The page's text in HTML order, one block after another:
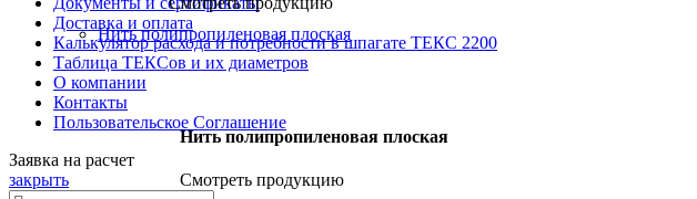
Нить полипропиленовая плоская
Нить полипропиленовая плоская
Смотреть продукцию
Доставка и оплата
Калькулятор расхода и потребности в шпагате ТЕКС 2200
Таблица ТЕКСов и их диаметров
О компании
Контакты
Пользовательское Соглашение
Заявка на расчет
закрыть